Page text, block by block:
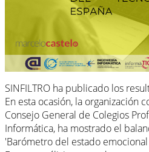
SINFILTRO ha publicado los
En esta ocasión, la organización
Consejo General de Colegios
Informática, ha mostrado el
'Barómetro del estado